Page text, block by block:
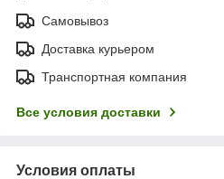
Самовывоз
Доставка курьером
Транспортная компания
Все условия доставки
Условия оплаты